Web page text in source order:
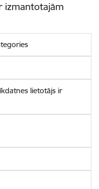
izmantotajām
lietotājs ir